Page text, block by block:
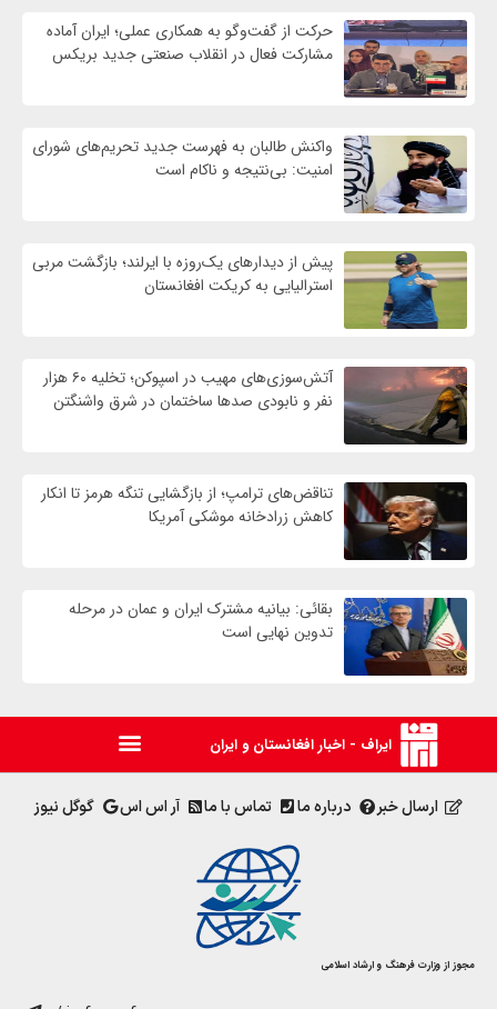
حرکت از گفت‌وگو به همکاری عملی؛ ایران آماده
مشارکت فعال در انقلاب صنعتی جدید بریکس
واكنش طالبان به فهرست جدید تحریم‌های شورای
امنیت: بی‌نتیجه و ناکام است
پیش از دیدارهای یک‌روزه با ایرلند؛ بازگشت مربی
استرالیایی به کریکت افغانستان
آتش‌سوزی‌های مهیب در اسپوکن؛ تخلیه ۶۰ هزار
نفر و نابودی صدها ساختمان در شرق واشنگتن
تناقض‌های ترامپ؛ از بازگشایی تنگه هرمز تا انکار
کاهش زرادخانه موشکی آمریکا
بقائی: بیانیه مشترک ایران و عمان در مرحله
تدوین نهایی است
ایراف - اخبار افغانستان و ایران
ارسال خبر درباره ما تماس با ما آر اس اس گوگل نیوز
مجوز از وزارت فرهنگ و ارشاد اسلامی